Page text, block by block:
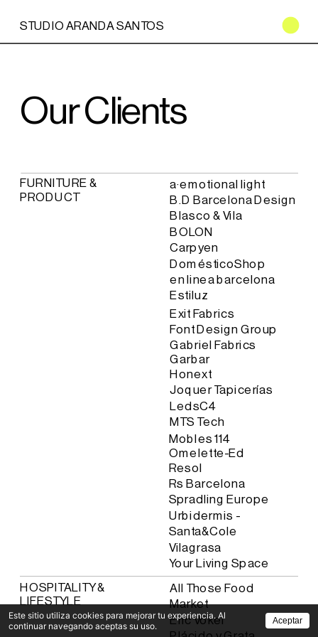
STUDIO ARANDA SANTOS
Our Clients
FURNITURE &
PRODUCT
a·emotional light
B.D Barcelona Design
Blasco & Vila
BOLON
Carpyen
DomésticoShop
en linea barcelona
Estiluz
Exit Fabrics
Font Design Group
Gabriel Fabrics
Garbar
Honext
Joquer Tapicerías
LedsC4
MTS Tech
Mobles 114
Omelette-Ed
Resol
Rs Barcelona
Spradling Europe
Urbidermis -
Santa&Cole
Vilagrasa
Your Living Space
HOSPITALITY &
LIFESTYLE
All Those Food
Market
Eric Vökel
Este sitio utiliza cookies para mejorar tu experiencia. Al
continuar navegando aceptas su uso.
Aceptar